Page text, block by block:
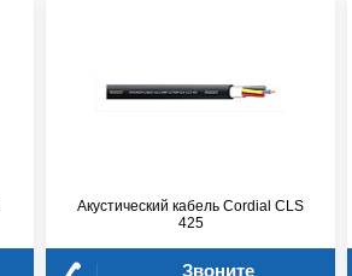
Акустический кабель Cordial CLS
425
Звоните